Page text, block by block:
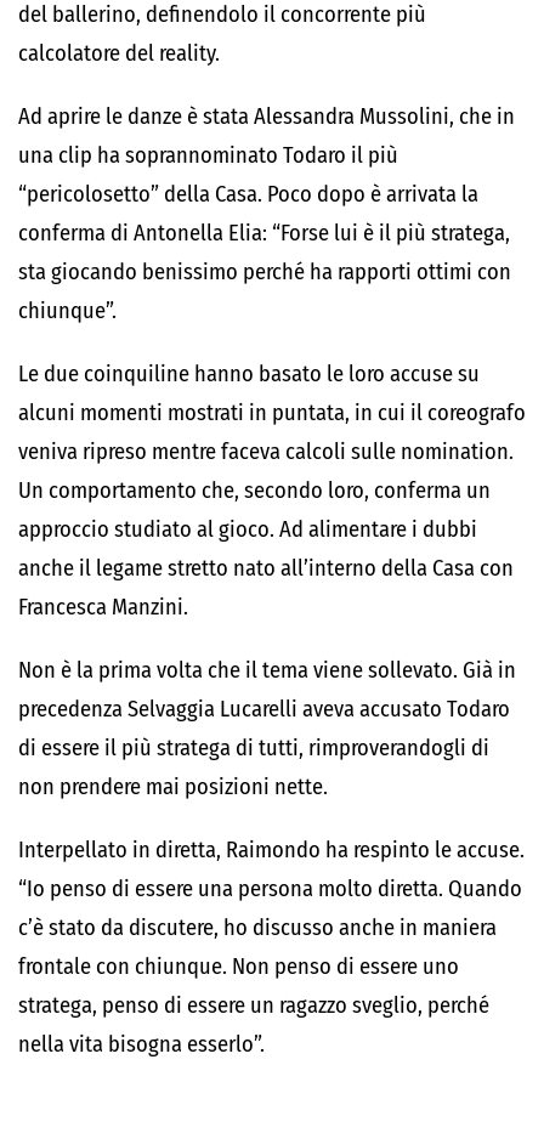
del ballerino, definendolo il concorrente più
calcolatore del reality.
Ad aprire le danze è stata Alessandra Mussolini, che in
una clip ha soprannominato Todaro il più
“pericolosetto” della Casa. Poco dopo è arrivata la
conferma di Antonella Elia: “Forse lui è il più stratega,
sta giocando benissimo perché ha rapporti ottimi con
chiunque”.
Le due coinquiline hanno basato le loro accuse su
alcuni momenti mostrati in puntata, in cui il coreografo
veniva ripreso mentre faceva calcoli sulle nomination.
Un comportamento che, secondo loro, conferma un
approccio studiato al gioco. Ad alimentare i dubbi
anche il legame stretto nato all’interno della Casa con
Francesca Manzini.
Non è la prima volta che il tema viene sollevato. Già in
precedenza Selvaggia Lucarelli aveva accusato Todaro
di essere il più stratega di tutti, rimproverandogli di
non prendere mai posizioni nette.
Interpellato in diretta, Raimondo ha respinto le accuse.
“Io penso di essere una persona molto diretta. Quando
c’è stato da discutere, ho discusso anche in maniera
frontale con chiunque. Non penso di essere uno
stratega, penso di essere un ragazzo sveglio, perché
nella vita bisogna esserlo”.